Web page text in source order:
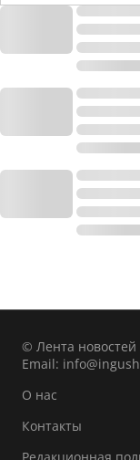
© Лента
Email:
О нас
Контакты